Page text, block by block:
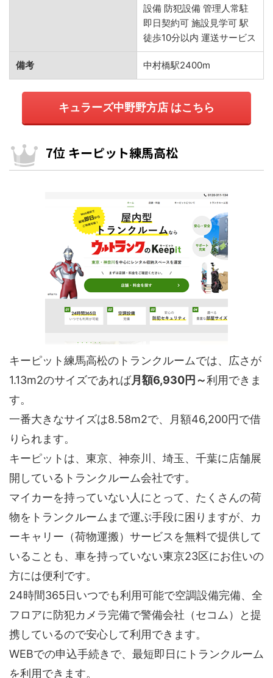
設備 防犯設備 管理人常駐
即日契約可 施設見学可 駅
徒歩10分以内 運送サービス
備考 中村橋駅2400m
キュラーズ中野野方店 はこちら
7位 キーピット練馬高松
キーピット練馬高松のトランクルームでは、広さが
1.13m2のサイズであれば月額6,930円～利用できま
す。
一番大きなサイズは8.58m2で、月額46,200円で借
りられます。
キーピットは、東京、神奈川、埼玉、千葉に店舗展
開しているトランクルーム会社です。
マイカーを持っていない人にとって、たくさんの荷
物をトランクルームまで運ぶ手段に困りますが、カ
ーキャリー（荷物運搬）サービスを無料で提供して
いることも、車を持っていない東京23区にお住いの
方には便利です。
24時間365日いつでも利用可能で空調設備完備、全
フロアに防犯カメラ完備で警備会社（セコム）と提
携しているので安心して利用できます。
WEBでの申込手続きで、最短即日にトランクルーム
を利用できます。